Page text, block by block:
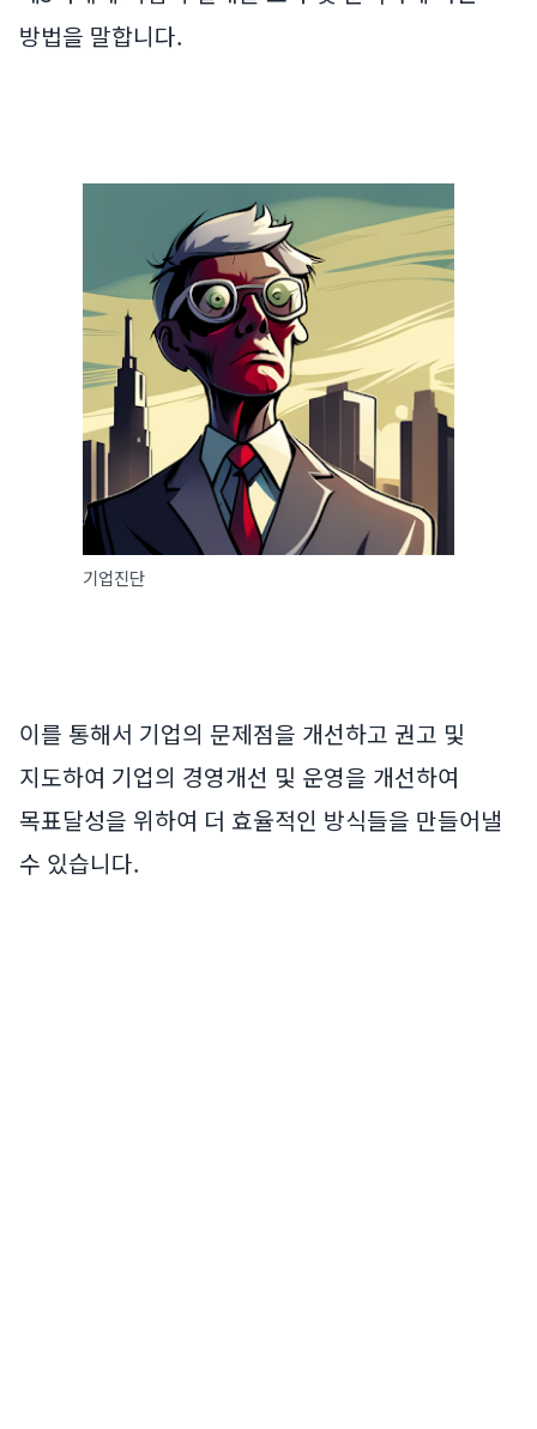
방법을 말합니다.
기업진단
이를 통해서 기업의 문제점을 개선하고 권고 및
지도하여 기업의 경영개선 및 운영을 개선하여
목표달성을 위하여 더 효율적인 방식들을 만들어낼
수 있습니다.